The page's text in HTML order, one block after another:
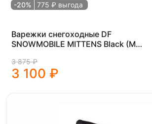
-20% 775 ₽ выгода
Варежки снегоходные DF
SNOWMOBILE MITTENS Black (M
3 875 ₽
3 100 ₽